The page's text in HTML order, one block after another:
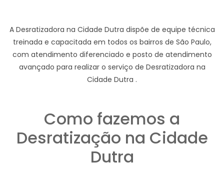
A Desratizadora na Cidade Dutra dispõe de equipe técnica
treinada e capacitada em todos os bairros de São Paulo,
com atendimento diferenciado e posto de atendimento
avançado para realizar o serviço de Desratizadora na
Cidade Dutra .
Como fazemos a
Desratização na Cidade
Dutra